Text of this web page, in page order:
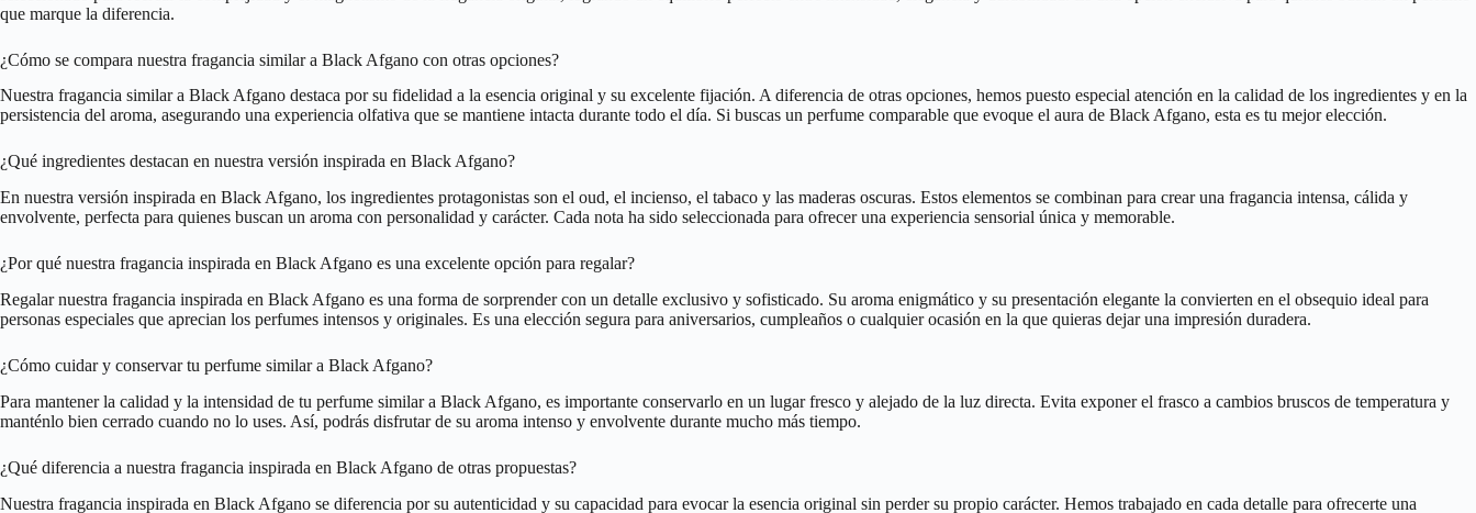
que marque la diferencia.
¿Cómo se compara nuestra fragancia similar a Black Afgano con otras opciones?
Nuestra fragancia similar a Black Afgano destaca por su fidelidad a la esencia original y su excelente fijación. A diferencia de otras opciones, hemos puesto especial atención en la calidad de los ingredientes y en la
persistencia del aroma, asegurando una experiencia olfativa que se mantiene intacta durante todo el día. Si buscas un perfume comparable que evoque el aura de Black Afgano, esta es tu mejor elección.
¿Qué ingredientes destacan en nuestra versión inspirada en Black Afgano?
En nuestra versión inspirada en Black Afgano, los ingredientes protagonistas son el oud, el incienso, el tabaco y las maderas oscuras. Estos elementos se combinan para crear una fragancia intensa, cálida y
envolvente, perfecta para quienes buscan un aroma con personalidad y carácter. Cada nota ha sido seleccionada para ofrecer una experiencia sensorial única y memorable.
¿Por qué nuestra fragancia inspirada en Black Afgano es una excelente opción para regalar?
Regalar nuestra fragancia inspirada en Black Afgano es una forma de sorprender con un detalle exclusivo y sofisticado. Su aroma enigmático y su presentación elegante la convierten en el obsequio ideal para
personas especiales que aprecian los perfumes intensos y originales. Es una elección segura para aniversarios, cumpleaños o cualquier ocasión en la que quieras dejar una impresión duradera.
¿Cómo cuidar y conservar tu perfume similar a Black Afgano?
Para mantener la calidad y la intensidad de tu perfume similar a Black Afgano, es importante conservarlo en un lugar fresco y alejado de la luz directa. Evita exponer el frasco a cambios bruscos de temperatura y
manténlo bien cerrado cuando no lo uses. Así, podrás disfrutar de su aroma intenso y envolvente durante mucho más tiempo.
¿Qué diferencia a nuestra fragancia inspirada en Black Afgano de otras propuestas?
Nuestra fragancia inspirada en Black Afgano se diferencia por su autenticidad y su capacidad para evocar la esencia original sin perder su propio carácter. Hemos trabajado en cada detalle para ofrecerte una